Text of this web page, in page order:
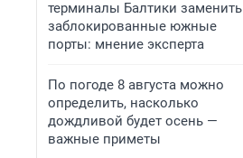
терминалы Балтики заменить
заблокированные южные
порты: мнение эксперта
По погоде 8 августа можно
определить, насколько
дождливой будет осень —
важные приметы